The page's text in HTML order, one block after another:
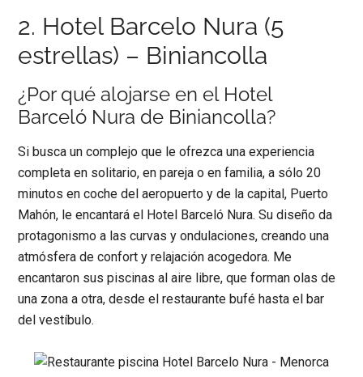
2. Hotel Barcelo Nura (5
estrellas) – Biniancolla
¿Por qué alojarse en el Hotel
Barceló Nura de Biniancolla?
Si busca un complejo que le ofrezca una experiencia
completa en solitario, en pareja o en familia, a sólo 20
minutos en coche del aeropuerto y de la capital, Puerto
Mahón, le encantará el Hotel Barceló Nura. Su diseño da
protagonismo a las curvas y ondulaciones, creando una
atmósfera de confort y relajación acogedora. Me
encantaron sus piscinas al aire libre, que forman olas de
una zona a otra, desde el restaurante bufé hasta el bar
del vestíbulo.